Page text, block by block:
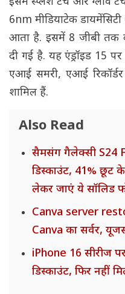
6nm मीडियाटेक
आता है. इसमें 8 जीबी तक
दी गई है. यह एंड्रॉइड 15
एआई समरी, एआई
शामिल हैं.
Also Read
सैमसंग गैलेक्सी S24
डिस्काउंट, 41% छूट
लेकर जाएं ये सॉलिड
Canva server
Canva का सर्वर,
iPhone 16 सीरीज
डिस्काउंट, फिर नहीं